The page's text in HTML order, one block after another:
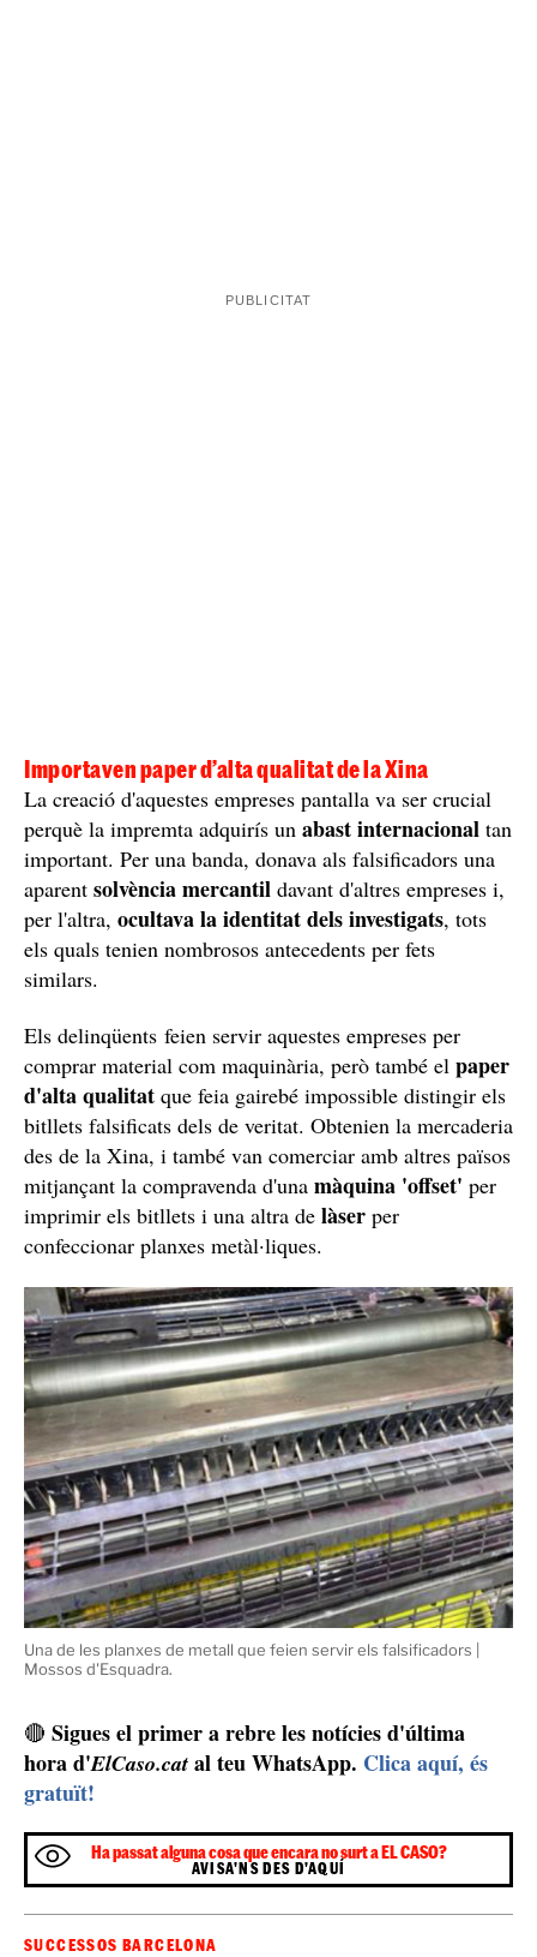
Importaven paper d’alta qualitat de la Xina
La creació d'aquestes empreses pantalla va ser crucial
perquè la impremta adquirís un abast internacional tan
important. Per una banda, donava als falsificadors una
aparent solvència mercantil davant d'altres empreses i,
per l'altra, ocultava la identitat dels investigats, tots
els quals tenien nombrosos antecedents per fets
similars.
Els delinqüents feien servir aquestes empreses per
comprar material com maquinària, però també el paper
d'alta qualitat que feia gairebé impossible distingir els
bitllets falsificats dels de veritat. Obtenien la mercaderia
des de la Xina, i també van comerciar amb altres països
mitjançant la compravenda d'una màquina 'offset' per
imprimir els bitllets i una altra de làser per
confeccionar planxes metàl·liques.
Una de les planxes de metall que feien servir els falsificadors |
Mossos d'Esquadra.
🔴 Sigues el primer a rebre les notícies d'última
hora d'ElCaso.cat al teu WhatsApp. Clica aquí, és
gratuït!
Ha passat alguna cosa que encara no surt a EL CASO?
AVISA'NS DES D'AQUÍ
SUCCESSOS BARCELONA